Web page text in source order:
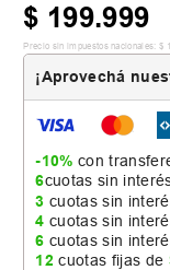
$ 199.999
Precio sin impuestos nacionales: $
¡Aprovechá
-10% con
6cuotas sin
3 cuotas sin
4 cuotas sin
6 cuotas sin
12 cuotas fijas de